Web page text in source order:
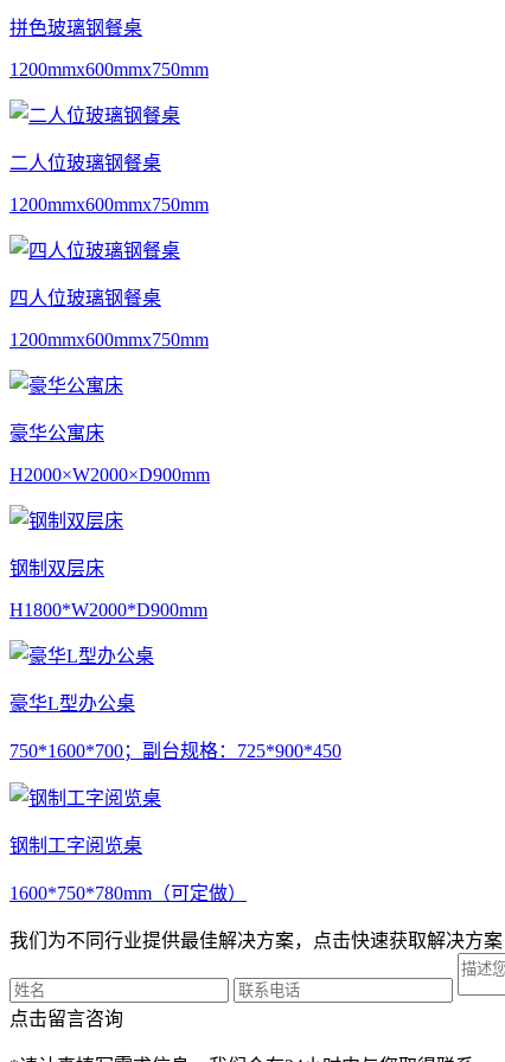
拼色玻璃钢餐桌
1200mmx600mmx750mm
二人位玻璃钢餐桌
1200mmx600mmx750mm
四人位玻璃钢餐桌
1200mmx600mmx750mm
豪华公寓床
H2000×W2000×D900mm
钢制双层床
H1800*W2000*D900mm
豪华L型办公桌
750*1600*700；副台规格：725*900*450
钢制工字阅览桌
1600*750*780mm（可定做）
我们为不同行业提供最佳解决方案，点击快速获取解决方案
点击留言咨询